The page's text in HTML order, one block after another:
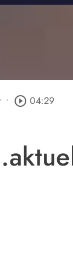
• play_circle_outline 04:29